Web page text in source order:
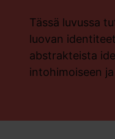
Tässä luvussa
luovan
abstrakteista
intohimoiseen